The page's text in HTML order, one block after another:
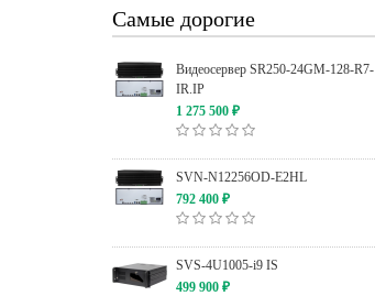
Самые дорогие
Видеосервер SR250-24GM-128-R7-
IR.IP
1 275 500 ₽
SVN-N12256OD-E2HL
792 400 ₽
SVS-4U1005-i9 IS
499 900 ₽